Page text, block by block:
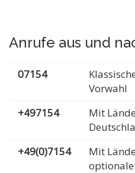
Anrufe aus und
07154
Vorwahl
+497154
Mit
+49(0)7154
Mit